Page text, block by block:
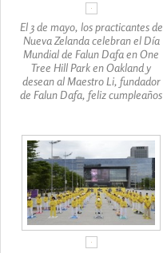
El 3 de mayo, los practicantes de
Nueva Zelanda celebran el Día
Mundial de Falun Dafa en One
Tree Hill Park en Oakland y
desean al Maestro Li, fundador
de Falun Dafa, feliz cumpleaños